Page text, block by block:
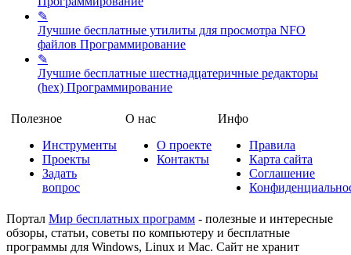
✎
Лучшие бесплатные утилиты для просмотра NFO
файлов Программирование
✎
Лучшие бесплатные шестнадцатеричные редакторы
(hex) Программирование
Полезное
Инструменты
Проекты
Задать
вопрос
О нас
О проекте
Контакты
Инфо
Правила
Карта сайта
Соглашение
Портал Мир бесплатных программ - полезные и интересные
обзоры, статьи, советы по компьютеру и бесплатные
программы для Windows, Linux и Mac. Сайт не хранит